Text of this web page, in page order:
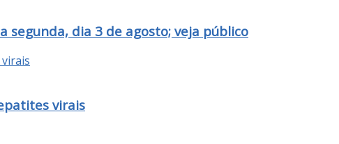
segunda, dia 3 de agosto; veja público
virais